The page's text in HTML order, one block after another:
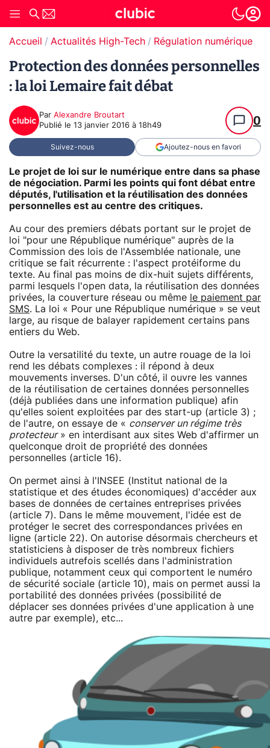
Accueil Actualités High-Tech Régulation numérique
Protection des données personnelles
: la loi Lemaire fait débat
Par Alexandre Broutart
Publié le 13 janvier 2016 à 18h49 0
Suivez-nous Ajoutez-nous en favori
Le projet de loi sur le numérique entre dans sa phase
de négociation. Parmi les points qui font débat entre
députés, l'utilisation et la réutilisation des données
personnelles est au centre des critiques.
Au cour des premiers débats portant sur le projet de
loi "pour une République numérique" auprès de la
Commission des lois de l'Assemblée nationale, une
critique se fait récurrente : l'aspect protéiforme du
texte. Au final pas moins de dix-huit sujets différents,
parmi lesquels l'open data, la réutilisation des données
privées, la couverture réseau ou même le paiement par
SMS. La loi « Pour une République numérique » se veut
large, au risque de balayer rapidement certains pans
entiers du Web.
Outre la versatilité du texte, un autre rouage de la loi
rend les débats complexes : il répond à deux
mouvements inverses. D'un côté, il ouvre les vannes
de la réutilisation de certaines données personnelles
(déjà publiées dans une information publique) afin
qu'elles soient exploitées par des start-up (article 3) ;
de l'autre, on essaye de « conserver un régime très
protecteur» en interdisant aux sites Web d'affirmer un
quelconque droit de propriété des données
personnelles (article 16).
On permet ainsi à l'INSEE (Institut national de la
statistique et des études économiques) d'accéder aux
bases de données de certaines entreprises privées
(article 7). Dans le même mouvement, l'idée est de
protéger le secret des correspondances privées en
ligne (article 22). On autorise désormais chercheurs et
statisticiens à disposer de très nombreux fichiers
individuels autrefois scellés dans l'administration
publique, notamment ceux qui comportent le numéro
de sécurité sociale (article 10), mais on permet aussi la
portabilité des données privées (possibilité de
déplacer ses données privées d'une application à une
autre par exemple), etc...